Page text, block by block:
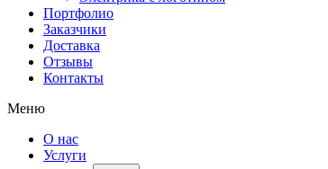
Портфолио
Заказчики
Доставка
Отзывы
Контакты
Меню
О нас
Услуги